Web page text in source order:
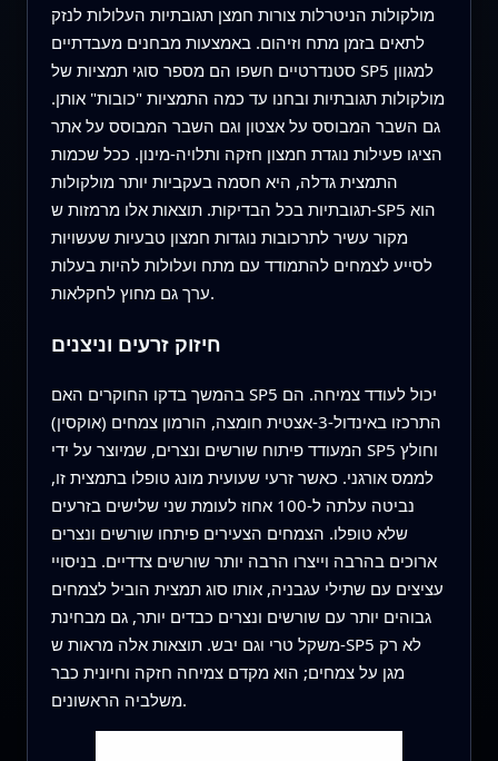
מולקולות הניטרלות צורות חמצן תגובתיות העלולות לנזק
לתאים בזמן מתח וזיהום. באמצעות מבחנים מעבדתיים
סטנדרטיים חשפו הם מספר סוגי תמציות של SP5 למגוון
מולקולות תגובתיות ובחנו עד כמה התמציות "כובות" אותן.
גם השבר המבוסס על אצטון וגם השבר המבוסס על אתר
הציגו פעילות נוגדת חמצון חזקה ותלויה-מינון. ככל שכמות
התמצית גדלה, היא חסמה בעקביות יותר מולקולות
תגובתיות בכל הבדיקות. תוצאות אלו מרמזות ש-SP5 הוא
מקור עשיר לתרכובות נוגדות חמצון טבעיות שעשויות
לסייע לצמחים להתמודד עם מתח ועלולות להיות בעלות
ערך גם מחוץ לחקלאות.
חיזוק זרעים וניצנים
בהמשך בדקו החוקרים האם SP5 יכול לעודד צמיחה. הם
התרכזו באינדול-3-אצטית חומצה, הורמון צמחים (אוקסין)
המעודד פיתוח שורשים ונצרים, שמיוצר על ידי SP5 וחולץ
לממס אורגני. כאשר זרעי שעועית מונג טופלו בתמצית זו,
נביטה עלתה ל-100 אחוז לעומת שני שלישים בזרעים
שלא טופלו. הצמחים הצעירים פיתחו שורשים ונצרים
ארוכים בהרבה וייצרו הרבה יותר שורשים צדדיים. בניסויי
עציצים עם שתילי עגבניה, אותו סוג תמצית הוביל לצמחים
גבוהים יותר עם שורשים ונצרים כבדים יותר, גם מבחינת
משקל טרי וגם יבש. תוצאות אלה מראות ש-SP5 לא רק
מגן על צמחים; הוא מקדם צמיחה חזקה וחיונית כבר
משלביה הראשונים.